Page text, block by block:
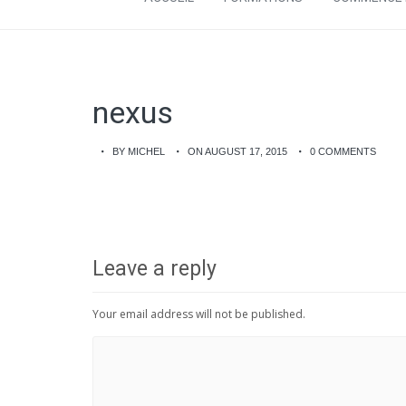
nexus
BY MICHEL ON AUGUST 17, 2015 0 COMMENTS
Leave a reply
Your email address will not be published.